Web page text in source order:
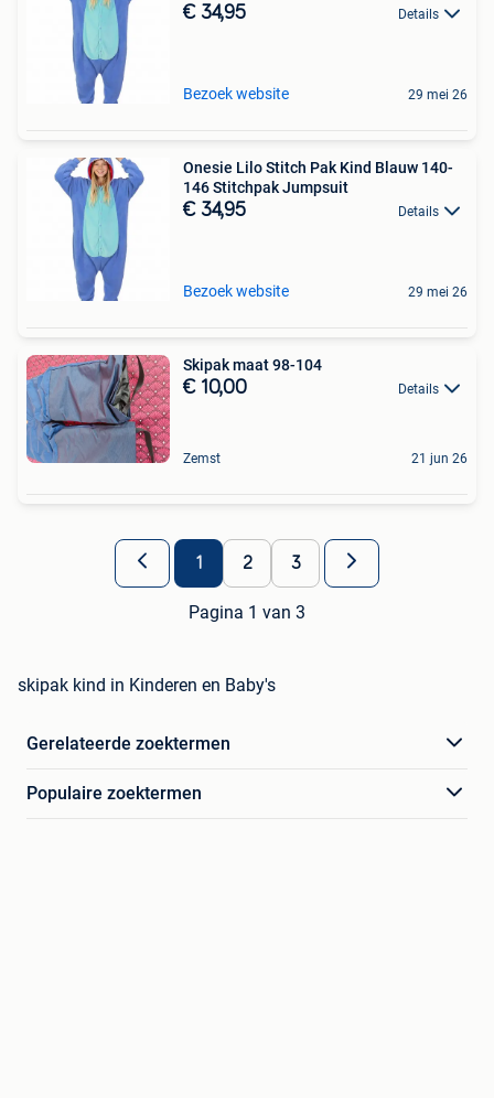
€ 34,95 Details
Bezoek website 29 mei 26
Onesie Lilo Stitch Pak Kind Blauw 140-
146 Stitchpak Jumpsuit
€ 34,95 Details
Bezoek website 29 mei 26
Skipak maat 98-104
€ 10,00 Details
Zemst 21 jun 26
1 2 3
Pagina 1 van 3
skipak kind in Kinderen en Baby's
Gerelateerde zoektermen
Populaire zoektermen